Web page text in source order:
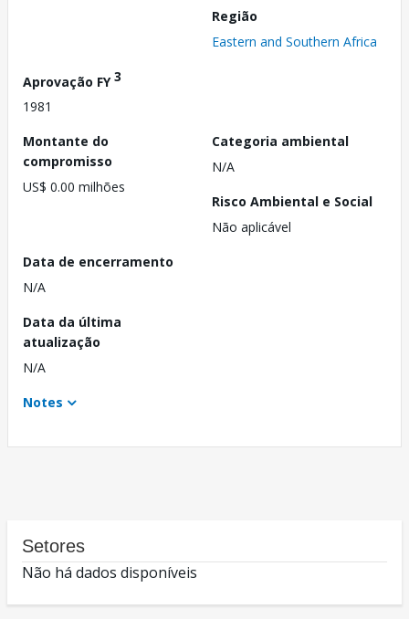
Região
Eastern and Southern Africa
Aprovação FY3
1981
Montante do
compromisso
US$ 0.00 milhões
Categoria ambiental
N/A
Risco Ambiental e Social
Não aplicável
Data de encerramento
N/A
Data da última
atualização
N/A
Notes
Setores
Não há dados disponíveis